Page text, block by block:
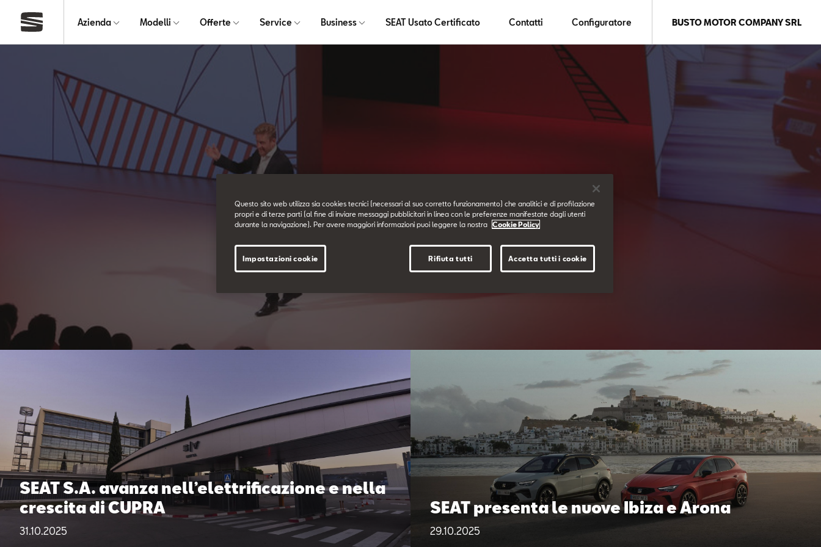
Azienda Modelli Offerte Service Business SEAT Usato Certificato Contatti Configuratore BUSTO MOTOR COMPANY SRL
News ed Eventi
SEAT S.A. avanza nell’elettrificazione e nella
crescita di CUPRA
31.10.2025
SEAT presenta le nuove Ibiza e Arona
29.10.2025
Questo sito web utilizza sia cookies tecnici (necessari al suo corretto funzionamento) che analitici e di profilazione
propri e di terze parti (al fine di inviare messaggi pubblicitari in linea con le preferenze manifestate dagli utenti
durante la navigazione). Per avere maggiori informazioni puoi leggere la nostra
Cookie Policy
Rifiuta tutti Accetta tutti i cookie
Impostazioni cookie